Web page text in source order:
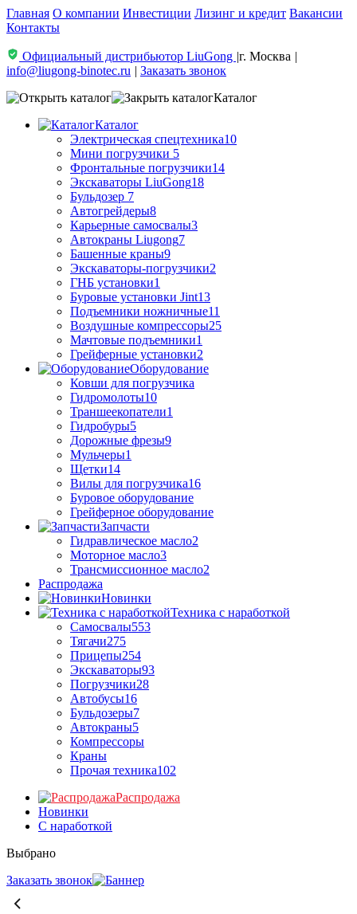
Главная О компании Инвестиции Лизинг и кредит Вакансии
Контакты
Официальный дистрибьютор LiuGong |г. Москва |
info@liugong-binotec.ru | Заказать звонок
Каталог
Каталог
Электрическая спецтехника10
Мини погрузчики 5
Фронтальные погрузчики14
Экскаваторы LiuGong18
Бульдозер 7
Автогрейдеры8
Карьерные самосвалы3
Автокраны Liugong7
Башенные краны9
Экскаваторы-погрузчики2
ГНБ установки1
Буровые установки Jint13
Подъемники ножничные11
Воздушные компрессоры25
Мачтовые подъемники1
Грейферные установки2
Оборудование
Ковши для погрузчика
Гидромолоты10
Траншеекопатели1
Гидробуры5
Дорожные фрезы9
Мульчеры1
Щетки14
Вилы для погрузчика16
Буровое оборудование
Грейферное оборудование
Запчасти
Гидравлическое масло2
Моторное масло3
Трансмиссионное масло2
Распродажа
Новинки
Техника с наработкой
Самосвалы553
Тягачи275
Прицепы254
Экскаваторы93
Погрузчики28
Автобусы16
Бульдозеры7
Автокраны5
Компрессоры
Краны
Прочая техника102
Распродажа
Новинки
С наработкой
Выбрано
Заказать звонок